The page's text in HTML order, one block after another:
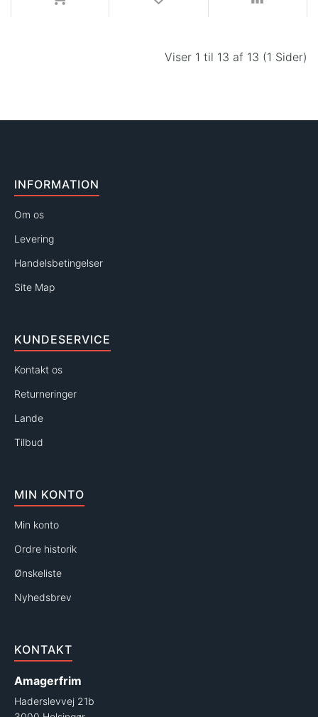
Viser 1 til 13 af 13 (1 Sider)
INFORMATION
Om os
Levering
Handelsbetingelser
Site Map
KUNDESERVICE
Kontakt os
Returneringer
Lande
Tilbud
MIN KONTO
Min konto
Ordre historik
Ønskeliste
Nyhedsbrev
KONTAKT
Amagerfrim
Haderslevvej 21b